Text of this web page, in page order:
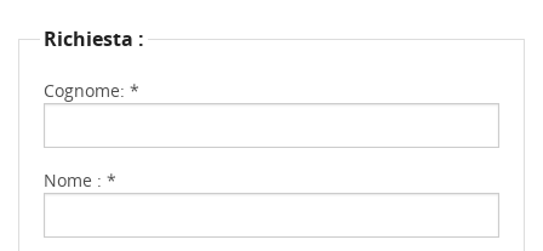
Richiesta :
Cognome: *
Nome : *